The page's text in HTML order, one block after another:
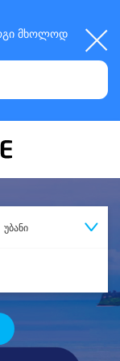
მხოლოდ
უბანი